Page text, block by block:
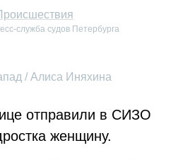
служба судов Петербурга
/ Алиса Иняхина
отправили в СИЗО
женщину.